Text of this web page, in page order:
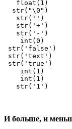
float(1)
str("\0")
str('')
str('+')
str('-')
int(0)
str('false')
str('text')
str('true')
int(1)
int(1)
str('1')
И больше, и